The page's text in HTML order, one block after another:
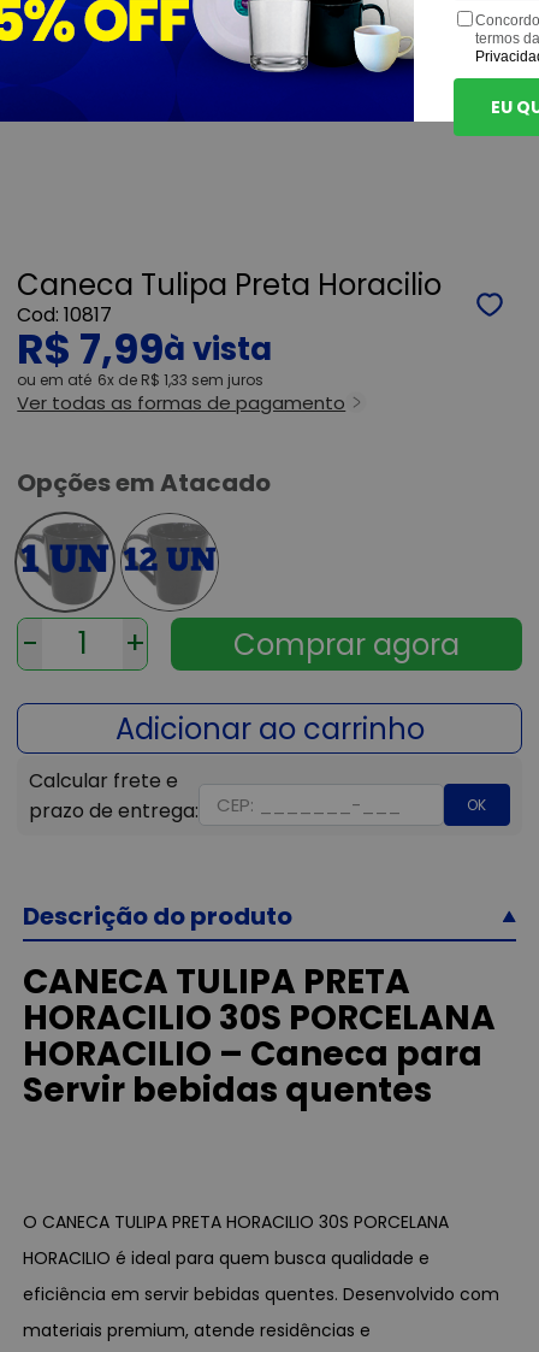
Caneca Tulipa Preta Horacilio
10817
R$ 7,99
ou 6x de R$ 1,33 sem juros
Ver todas as formas de pagamento
Opções em Atacado
- +
OK
Descrição do produto
CANECA TULIPA PRETA
HORACILIO 30S PORCELANA
HORACILIO – Caneca para
Servir bebidas quentes
O CANECA TULIPA PRETA HORACILIO 30S PORCELANA
HORACILIO é ideal para quem busca qualidade e
eficiência em servir bebidas quentes. Desenvolvido com
materiais premium, atende residências e
termos
EU